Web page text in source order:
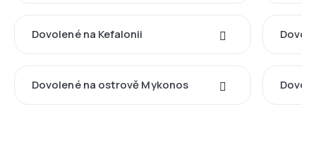
Dovolené na Kefalonii
Dovolené na ostrově Mykonos